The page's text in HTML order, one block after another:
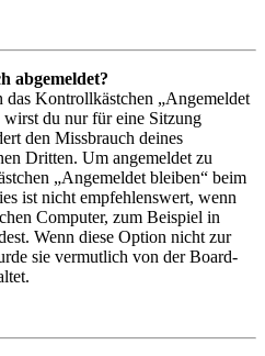
abgemeldet?
das Kontrollkästchen „Angemeldet
du nur für eine Sitzung
den Missbrauch deines
Dritten. Um angemeldet zu
„Angemeldet bleiben“ beim
ist nicht empfehlenswert, wenn
Computer, zum Beispiel in
Wenn diese Option nicht zur
sie vermutlich von der Board-